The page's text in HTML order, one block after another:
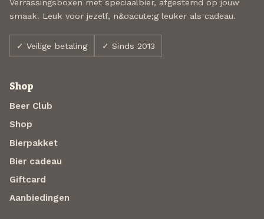
Verrassingsboxen met speciaalbier, afgestemd op jouw
smaak. Leuk voor jezelf, n&oacute;g leuker als cadeau.
✓ Veilige betaling ✓ Sinds 2013
Shop
Beer Club
Shop
Bierpakket
Bier cadeau
Giftcard
Aanbiedingen